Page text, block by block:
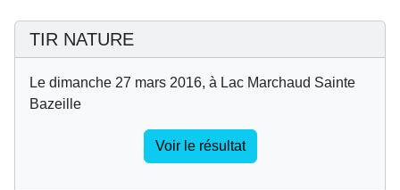
TIR NATURE
Le dimanche 27 mars 2016, à Lac Marchaud Sainte
Bazeille
Voir le résultat